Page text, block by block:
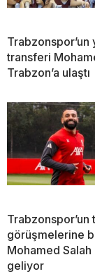
Trabzonspor’un
transferi
Trabzon’a ulaştı
Trabzonspor’un
görüşmelerine
Mohamed Salah
geliyor